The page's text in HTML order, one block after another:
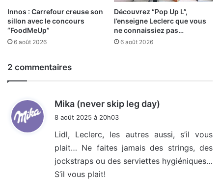
Innos : Carrefour creuse son
sillon avec le concours
“FoodMeUp”
6 août 2026
Découvrez “Pop Up L”,
l’enseigne Leclerc que vous
ne connaissiez pas…
6 août 2026
2 commentaires
Mika (never skip leg day)
:
8 août 2025 à 20h03
Lidl, Leclerc, les autres aussi, s’il vous
plait… Ne faites jamais des strings, des
jockstraps ou des serviettes hygiéniques…
S’il vous plait!